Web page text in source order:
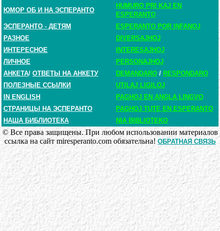
ЮМОР ОБ И НА ЭСПЕРАНТО
HUMURO PRI KAJ EN
ESPERANTO
ЭСПЕРАНТО - ДЕТЯМ
ESPERANTO POR INFANOJ
РАЗНОЕ
DIVERSAJHOJ
ИНТЕРЕСНОЕ
INTERESAJHOJ
ЛИЧНОЕ
PERSONAJHOJ
АНКЕТА/ ОТВЕТЫ НА АНКЕТУ DEMANDARO / RESPONDARO
ПОЛЕЗНЫЕ ССЫЛКИ
UTILAJ LIGILOJ
IN ENGLISH
PAGHOJ EN ANGLA LINGVO
СТРАНИЦЫ НА ЭСПЕРАНТО
PAGHOJ TUTE EN ESPERANTO
НАША БИБЛИОТЕКА
NIA BIBLIOTEKO
© Все права защищены. При любом использовании материалов
ссылка на сайт miresperanto.com обязательна!ОБРАТНАЯ СВЯЗЬ